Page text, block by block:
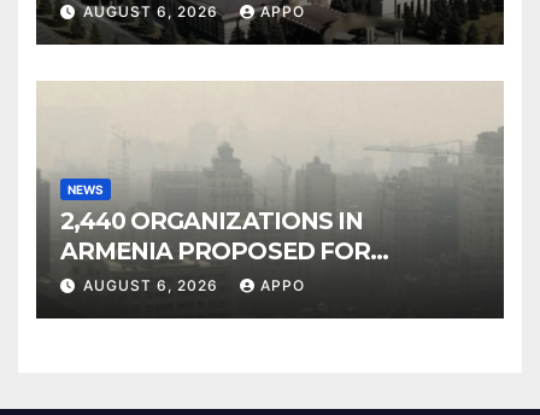
Owned Entertainment Center
AUGUST 6, 2026 APPO
NEWS
2,440 ORGANIZATIONS IN
ARMENIA PROPOSED FOR
INCLUSION IN LIST OF AIR
AUGUST 6, 2026 APPO